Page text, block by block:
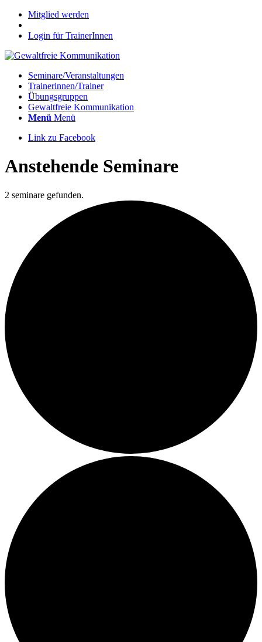
Mitglied werden
Login für TrainerInnen
Seminare/Veranstaltungen
Trainerinnen/Trainer
Übungsgruppen
Gewaltfreie Kommunikation
Menü Menü
Link zu Facebook
Anstehende Seminare
2 seminare gefunden.